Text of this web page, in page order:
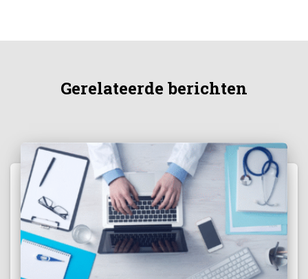
Gerelateerde berichten